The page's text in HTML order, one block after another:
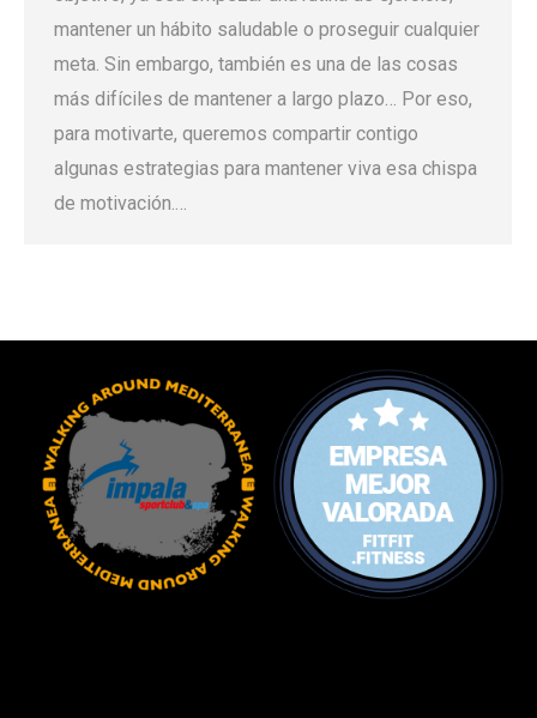
mantener un hábito saludable o proseguir cualquier
meta. Sin embargo, también es una de las cosas
más difíciles de mantener a largo plazo… Por eso,
para motivarte, queremos compartir contigo
algunas estrategias para mantener viva esa chispa
de motivación.…